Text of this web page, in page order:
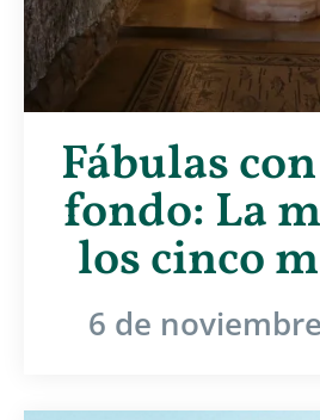
Fábulas
fondo: La
los cinco
6 de